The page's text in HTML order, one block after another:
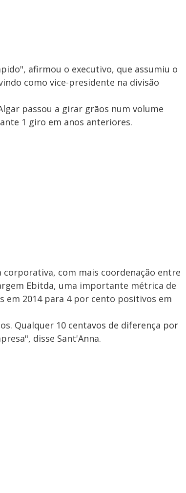
afirmou o executivo, que assumiu o
como vice-presidente na divisão
passou a girar grãos num volume
1 giro em anos anteriores.
com mais coordenação entre
Ebitda, uma importante métrica de
em 2014 para 4 por cento positivos em
Qualquer 10 centavos de diferença por
disse Sant'Anna.